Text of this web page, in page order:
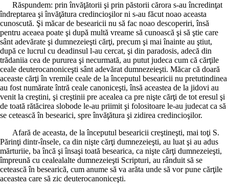
Răspundem: prin învăţătorii şi prin păstorii cărora s-au încredinţat
îndreptarea şi învăţătura credincioşilor ni s-au făcut noao aceasta
cunoscută. Şi măcar de besearicii nu să fac noao descoperiri, însă
pentru aceaea poate şi după multă vreame să cunoască şi să ştie care
sânt adevărate şi dumnezeieşti cărţi, precum şi mai înainte au ştiut,
după ce lucrul cu deadinsul l-au cercat, şi din paradosis, adecă din
trădaniia cea de pururea şi necurmată, au putut judeca cum că cărţile
ceale deuterocanoniceşti sânt adevărat dumnezeieşti. Măcar că doară
aceaste cărţi în vremile ceale de la începutul besearicii nu pretutindinea
au fost numărate întră ceale canoniceşti, însă aceastea de la jidovi au
venit la creştini, şi creştinii pre acealea ca pre nişte cărţi de tot eresul şi
de toată rătăcirea slobode le-au priimit şi folositoare le-au judecat ca să
se cetească în besearici, spre învăţătura şi zidirea credincioşilor.
Afară de aceasta, de la începutul besearicii creştineşti, mai toţi S.
Părinţi dintr-însele, ca din nişte cărţi dumnezeieşti, au luat şi au adus
mărturiie, ba încă şi însaşi toată besearica, ca nişte cărţi dumnezeieşti,
împreună cu cealealalte dumnezeieşti Scripturi, au rânduit să se
cetească în besearică, cum anume să va arăta unde să vor pune cărţile
aceastea care să zic deuterocanoniceşti.